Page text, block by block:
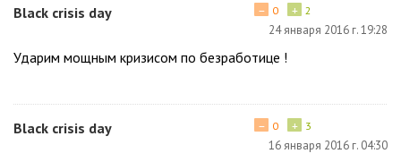
Black crisis day + 2
− 0
24 января 2016 г. 19:28
Ударим мощным кризисом по безработице !
Black crisis day + 3
− 0
16 января 2016 г. 04:30